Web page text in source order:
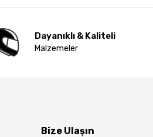
Dayanıklı & Kaliteli
Malzemeler
Bize Ulaşın